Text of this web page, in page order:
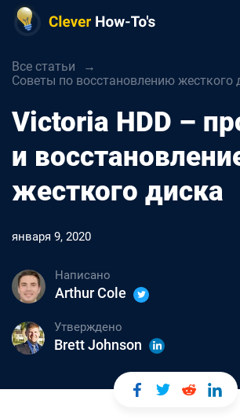
Все статьи
Советы по восстановлению жесткого
Victoria HDD –
и
жесткого диска
января 9, 2020
Написано
Arthur Cole
Утверждено
Brett Johnson